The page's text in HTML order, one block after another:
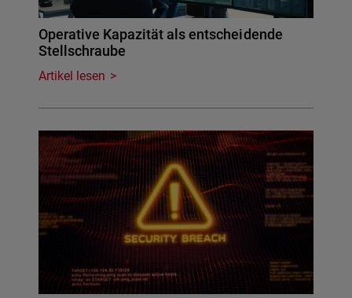
Operative Kapazität als entscheidende
Stellschraube
Artikel lesen